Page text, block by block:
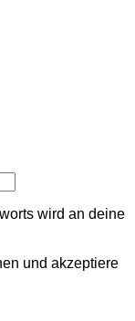
wird an deine
und akzeptiere